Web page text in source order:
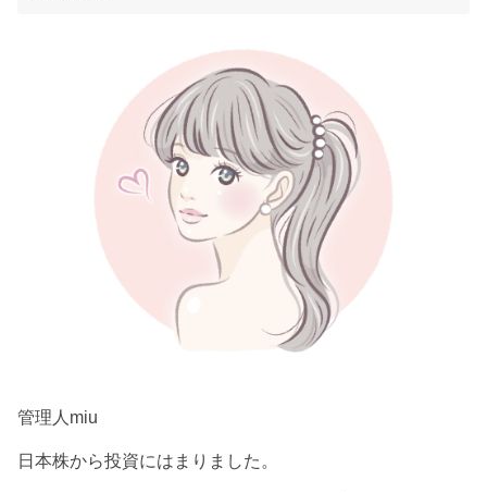
管理人miu
日本株から投資にはまりました。